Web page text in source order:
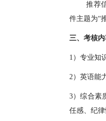
推荐信（
件主题为“
三、考核
1 ）专业知
2）英语能
3）综合素
任感、纪